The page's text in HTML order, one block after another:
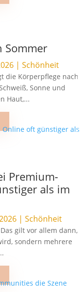
Sommer
| Schönheit
die Körperpflege nach
Sonne und
Haut,...
Premium-
als im
| Schönheit
gilt vor allem dann,
sondern mehrere